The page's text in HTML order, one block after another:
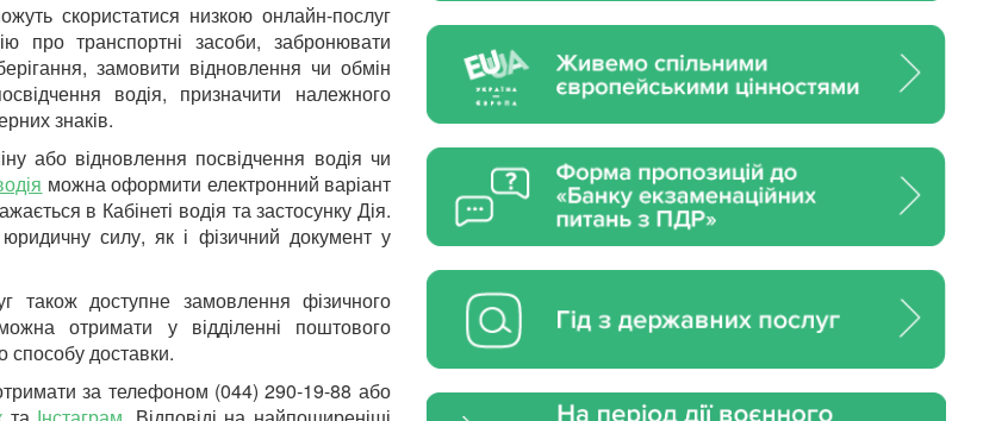
скористатися низкою онлайн-послуг
про транспортні засоби, забронювати
замовити відновлення чи обмін
водія, призначити належного
знаків.
або відновлення посвідчення водія чи
можна оформити електронний варіант
в Кабінеті водія та застосунку Дія.
силу, як і фізичний документ у
також доступне замовлення фізичного
отримати у відділенні поштового
способу доставки.
за телефоном (044) 290-19-88 або